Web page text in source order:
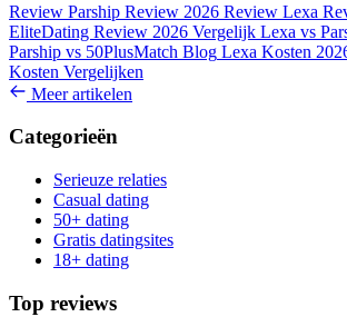
Review Parship Review 2026 Review Lexa
EliteDating Review 2026 Vergelijk Lexa vs
Parship vs 50PlusMatch Blog Lexa Kosten
Kosten Vergelijken
Meer artikelen
Categorieën
Serieuze relaties
Casual dating
50+ dating
Gratis datingsites
18+ dating
Top reviews